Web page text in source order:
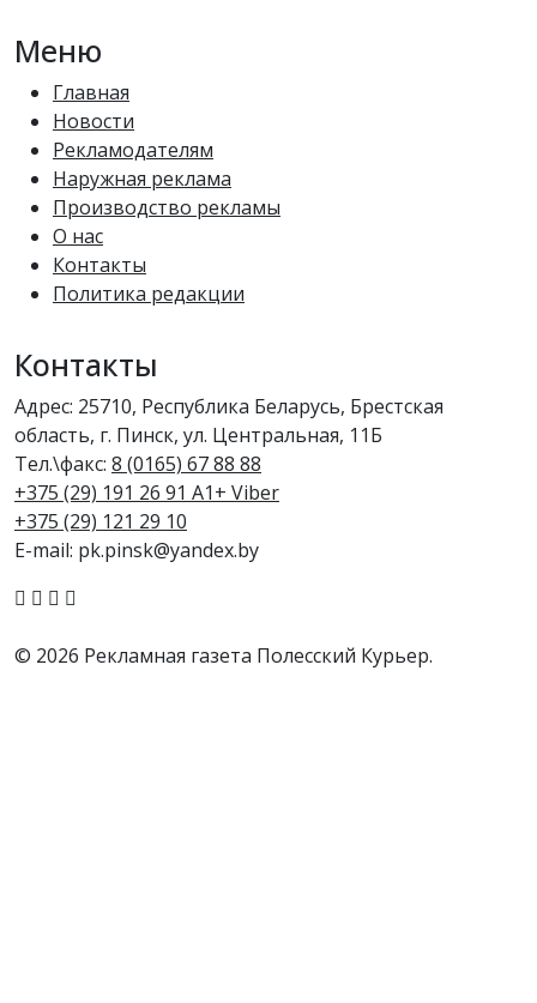
Меню
Главная
Новости
Рекламодателям
Наружная реклама
Производство рекламы
О нас
Контакты
Политика редакции
Контакты
Адрес: 25710, Республика Беларусь, Брестская
область, г. Пинск, ул. Центральная, 11Б
Тел.\факс: 8 (0165) 67 88 88
+375 (29) 191 26 91 A1+ Viber
+375 (29) 121 29 10
E-mail: pk.pinsk@yandex.by
© 2026 Рекламная газета Полесский Курьер.